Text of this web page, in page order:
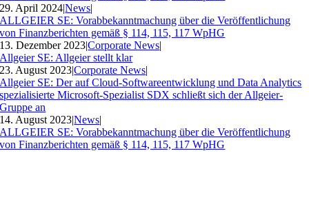
29. April 2024|News|
ALLGEIER SE: Vorabbekanntmachung über die Veröffentlichung
von Finanzberichten gemäß § 114, 115, 117 WpHG
13. Dezember 2023|Corporate News|
Allgeier SE: Allgeier stellt klar
23. August 2023|Corporate News|
Allgeier SE: Der auf Cloud-Softwareentwicklung und Data Analytics
spezialisierte Microsoft-Spezialist SDX schließt sich der Allgeier-
Gruppe an
14. August 2023|News|
ALLGEIER SE: Vorabbekanntmachung über die Veröffentlichung
von Finanzberichten gemäß § 114, 115, 117 WpHG